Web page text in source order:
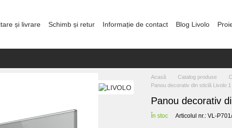
și livrare Schimb și retur Informație de contact Blog Livolo
Acasă Catalog produse
Panou decorativ din sticlă Livolo
Panou decorativ
În stoc Articolul nr.: VL-